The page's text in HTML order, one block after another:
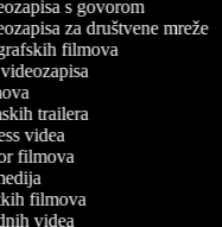
s govorom
za društvene mreže
filmova
trailera
videa
filmova
filmova
videa